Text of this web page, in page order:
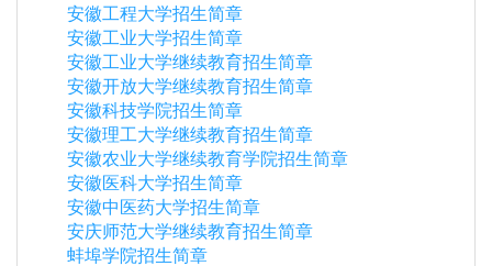
安徽工程大学招生简章
安徽工业大学招生简章
安徽工业大学继续教育招生简章
安徽开放大学继续教育招生简章
安徽科技学院招生简章
安徽理工大学继续教育招生简章
安徽农业大学继续教育学院招生简章
安徽医科大学招生简章
安徽中医药大学招生简章
安庆师范大学继续教育招生简章
蚌埠学院招生简章